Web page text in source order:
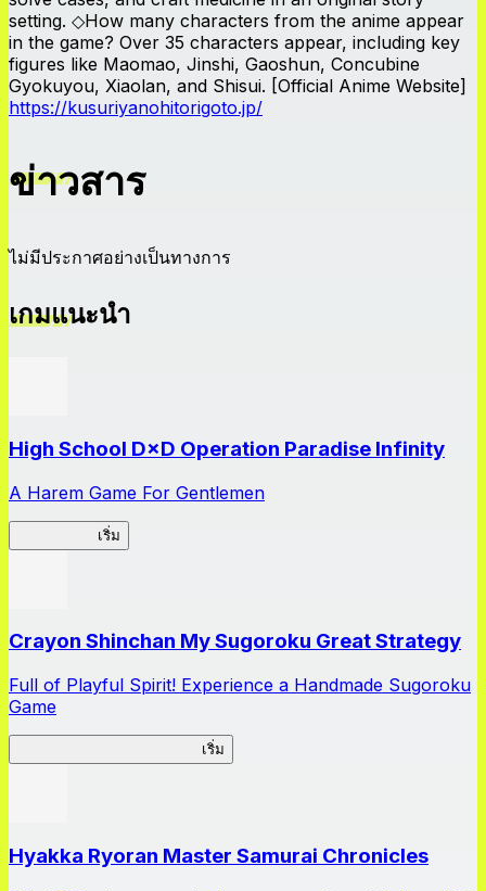
setting. ◇How many characters from the anime appear
in the game? Over 35 characters appear, including key
figures like Maomao, Jinshi, Gaoshun, Concubine
Gyokuyou, Xiaolan, and Shisui. [Official Anime Website]
https://kusuriyanohitorigoto.jp/
ข่าวสาร
ไม่มีประกาศอย่างเป็นทางการ
เกมแนะนำ
High School D×D Operation Paradise Infinity
A Harem Game For Gentlemen
เริ่ม
Crayon Shinchan My Sugoroku Great Strategy
Full of Playful Spirit! Experience a Handmade Sugoroku
Game
เริ่ม
Hyakka Ryoran Master Samurai Chronicles